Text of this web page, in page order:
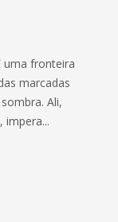
uma fronteira
marcadas
Ali,